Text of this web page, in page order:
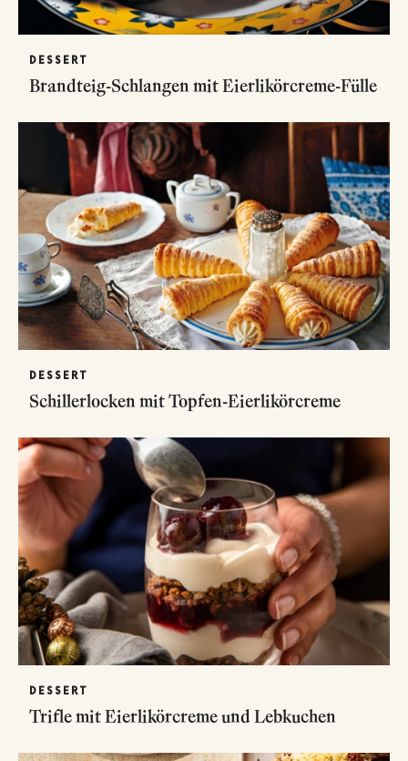
DESSERT
Brandteig-Schlangen mit Eierlikörcreme-Fülle
DESSERT
Schillerlocken mit Topfen-Eierlikörcreme
DESSERT
Trifle mit Eierlikörcreme und Lebkuchen